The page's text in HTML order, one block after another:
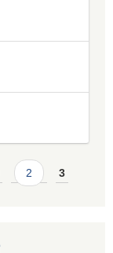
2 3